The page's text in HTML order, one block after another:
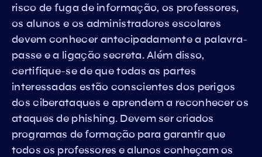
risco de fuga de informação, os professores,
os alunos e os administradores escolares
devem conhecer antecipadamente a palavra-
passe e a ligação secreta. Além disso,
certifique-se de que todas as partes
interessadas estão conscientes dos perigos
dos ciberataques e aprendem a reconhecer os
ataques de phishing. Devem ser criados
programas de formação para garantir que
todos os professores e alunos conheçam os